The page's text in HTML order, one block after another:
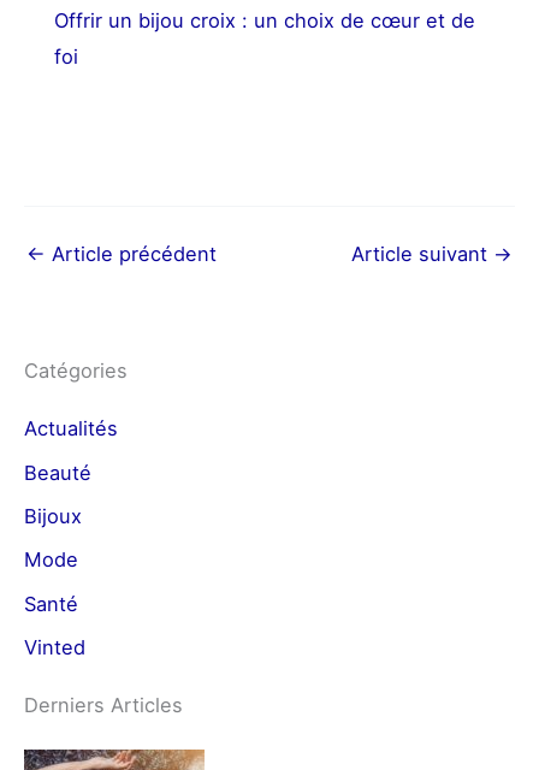
Offrir un bijou croix : un choix de cœur et de
foi
← Article précédent Article suivant →
Catégories
Actualités
Beauté
Bijoux
Mode
Santé
Vinted
Derniers Articles